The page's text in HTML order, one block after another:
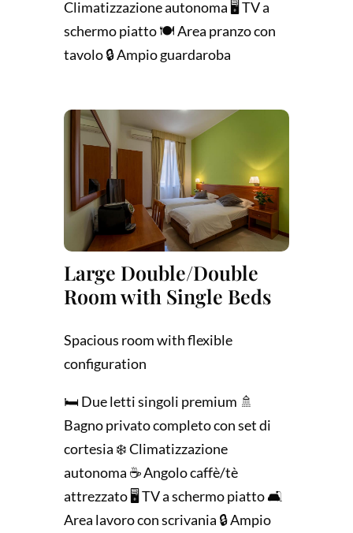
Climatizzazione autonoma 🖥️ TV a
schermo piatto 🍽️ Area pranzo con
tavolo 🔒 Ampio guardaroba
Large Double/Double
Room with Single Beds
Spacious room with flexible
configuration
🛏️ Due letti singoli premium 🚿
Bagno privato completo con set di
cortesia ❄️ Climatizzazione
autonoma ☕ Angolo caffè/tè
attrezzato 🖥️ TV a schermo piatto 🛋️
Area lavoro con scrivania 🔒 Ampio